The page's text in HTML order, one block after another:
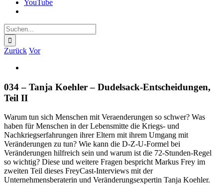
YouTube
Suche
nach:
Zurück Vor
Bild
034 – Tanja Koehler – Dudelsack-Entscheidungen,
Teil II
Warum tun sich Menschen mit Veraenderungen so schwer? Was
haben für Menschen in der Lebensmitte die Kriegs- und
Nachkriegserfahrungen ihrer Eltern mit ihrem Umgang mit
Veränderungen zu tun? Wie kann die D-Z-U-Formel bei
Veränderungen hilfreich sein und warum ist die 72-Stunden-Regel
so wichtig? Diese und weitere Fragen bespricht Markus Frey im
zweiten Teil dieses FreyCast-Interviews mit der
Unternehmensberaterin und Veränderungsexpertin Tanja Koehler.